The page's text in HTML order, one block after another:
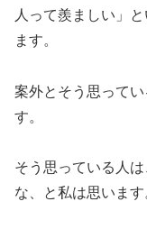
人って羨ましい」
ます。
案外とそう思って
す。
そう思っている人
な、と私は思います